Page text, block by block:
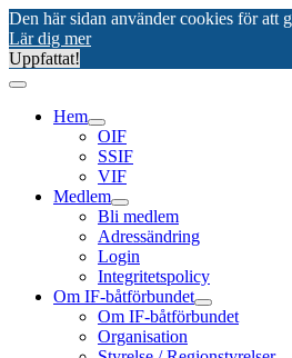
Den här sidan använder cookies för att
Lär dig mer
Uppfattat!
Hem
OIF
SSIF
VIF
Medlem
Bli medlem
Adressändring
Login
Integritetspolicy
Om IF-båtförbundet
Om IF-båtförbundet
Organisation